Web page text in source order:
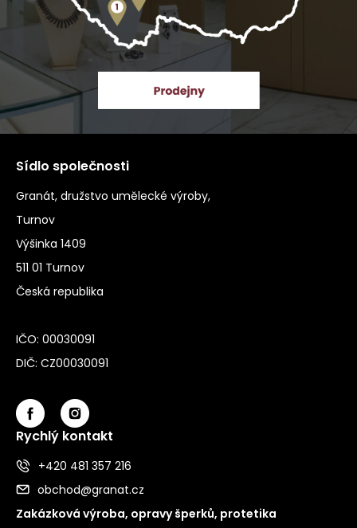
Sídlo společnosti
Granát, družstvo umělecké výroby,
Turnov
Výšinka 1409
511 01 Turnov
Česká republika
IČO: 00030091
DIČ: CZ00030091
Rychlý kontakt
+420 481 357 216
obchod@granat.cz
Zakázková výroba, opravy šperků, protetika